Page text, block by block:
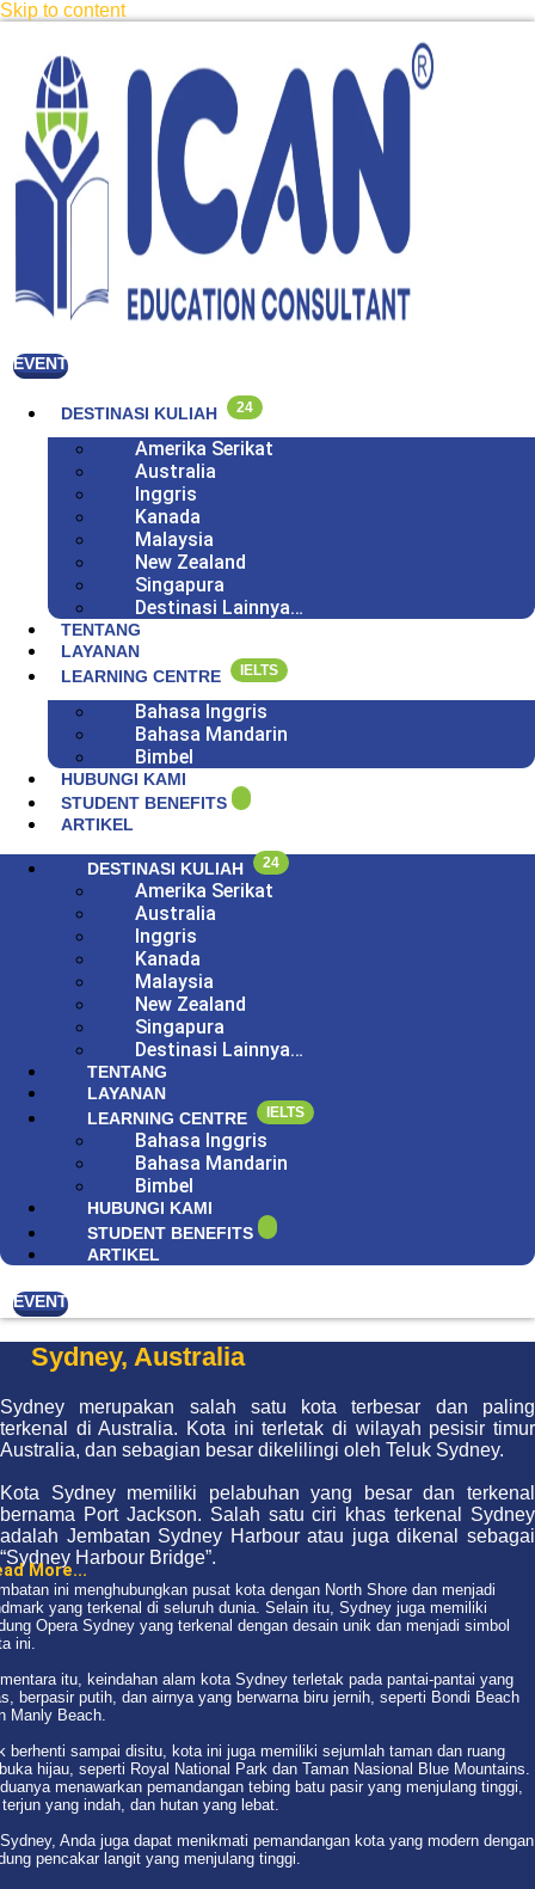
Skip to content
EVENT
DESTINASI KULIAH 24
Amerika Serikat
Australia
Inggris
Kanada
Malaysia
New Zealand
Singapura
Destinasi Lainnya…
TENTANG
LAYANAN
LEARNING CENTRE
IELTS
Bahasa Inggris
Bahasa Mandarin
Bimbel
HUBUNGI KAMI
STUDENT BENEFITS
ARTIKEL
DESTINASI KULIAH 24
Amerika Serikat
Australia
Inggris
Kanada
Malaysia
New Zealand
Singapura
Destinasi Lainnya…
TENTANG
LAYANAN
LEARNING CENTRE
IELTS
Bahasa Inggris
Bahasa Mandarin
Bimbel
HUBUNGI KAMI
STUDENT BENEFITS
ARTIKEL
EVENT
Sydney, Australia
Sydney merupakan salah satu kota terbesar dan paling
terkenal di Australia. Kota ini terletak di wilayah pesisir timur
Australia, dan sebagian besar dikelilingi oleh Teluk Sydney.
Kota Sydney memiliki pelabuhan yang besar dan terkenal
bernama Port Jackson. Salah satu ciri khas terkenal Sydney
adalah Jembatan Sydney Harbour atau juga dikenal sebagai
“Sydney Harbour Bridge”.
More...
ini menghubungkan pusat kota dengan North Shore dan menjadi
yang terkenal di seluruh dunia. Selain itu, Sydney juga memiliki
Opera Sydney yang terkenal dengan desain unik dan menjadi simbol
ini.
itu, keindahan alam kota Sydney terletak pada pantai-pantai yang
berpasir putih, dan airnya yang berwarna biru jernih, seperti Bondi Beach
Manly Beach.
berhenti sampai disitu, kota ini juga memiliki sejumlah taman dan ruang
hijau, seperti Royal National Park dan Taman Nasional Blue Mountains.
menawarkan pemandangan tebing batu pasir yang menjulang tinggi,
yang indah, dan hutan yang lebat.
Anda juga dapat menikmati pemandangan kota yang modern dengan
pencakar langit yang menjulang tinggi.